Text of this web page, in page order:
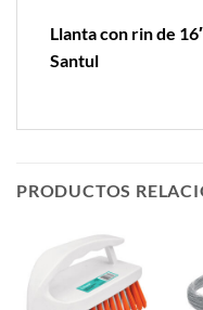
Llanta con rin de
Santul
PRODUCTOS